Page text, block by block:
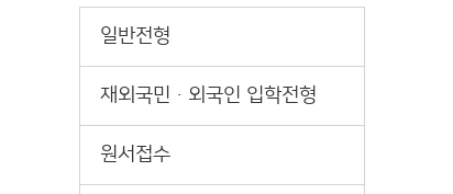
일반전형
재외국민ㆍ외국인 입학전형
원서접수